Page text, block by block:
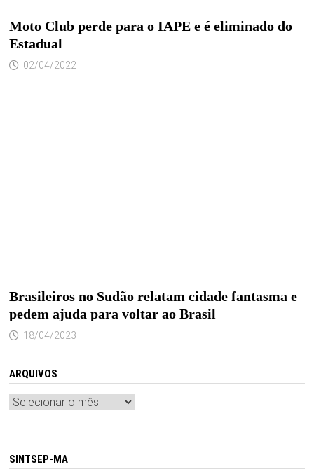
Moto Club perde para o IAPE e é eliminado do
Estadual
02/04/2022
Brasileiros no Sudão relatam cidade fantasma e
pedem ajuda para voltar ao Brasil
18/04/2023
ARQUIVOS
Arquivos
SINTSEP-MA